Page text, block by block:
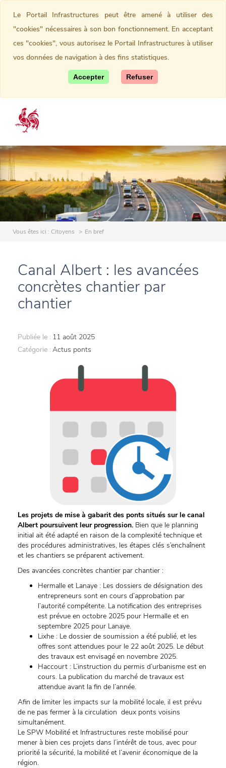
Vous êtes ici : Citoyens En bref
Canal Albert : les avancées
concrètes chantier par
chantier
Publiée le : 11 août 2025
Catégorie : Actus ponts
Les projets de mise à gabarit des ponts situés sur le canal
Albert poursuivent leur progression. Bien que le planning
initial ait été adapté en raison de la complexité technique et
des procédures administratives, les étapes clés s’enchaînent
et les chantiers se préparent activement.
Des avancées concrètes chantier par chantier :
Hermalle et Lanaye : Les dossiers de désignation des
entrepreneurs sont en cours d’approbation par
l’autorité compétente. La notification des entreprises
est prévue en octobre 2025 pour Hermalle et en
septembre 2025 pour Lanaye.
Lixhe : Le dossier de soumission a été publié, et les
offres sont attendues pour le 22 août 2025. Le début
des travaux est envisagé en novembre 2025.
Haccourt : L’instruction du permis d’urbanisme est en
cours. La publication du marché de travaux est
attendue avant la fin de l’année.
Afin de limiter les impacts sur la mobilité locale, il est prévu
de ne pas fermer à la circulation deux ponts voisins
simultanément.
Le SPW Mobilité et Infrastructures reste mobilisé pour
mener à bien ces projets dans l’intérêt de tous, avec pour
priorité la sécurité, la mobilité et l’avenir économique de la
région.
Le Portail Infrastructures peut être amené à utiliser des
"cookies" nécessaires à son bon fonctionnement. En acceptant
ces "cookies", vous autorisez le Portail Infrastructures à utiliser
vos données de navigation à des fins statistiques.
Accepter Refuser